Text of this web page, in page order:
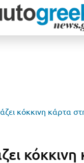
κόκκινη κάρτα
κόκκινη